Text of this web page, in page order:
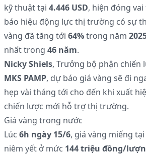
kỹ thuật tại 4.446 USD, hiện đóng
báo hiệu động lực thị trường có sự
vàng đã tăng tới 64%trong năm
nhất trong 46 năm.
Nicky Shiels, Trưởng bộ phận chiến
MKS PAMP, dự báo giá vàng sẽ đi
hẹp vài tháng tới cho đến khi xuất
chiến lược mới hỗ trợ thị trường.
Giá vàng trong nước
Lúc 6h ngày 15/6, giá vàng miếng tại
niêm yết ở mức 144 triệu đồng/